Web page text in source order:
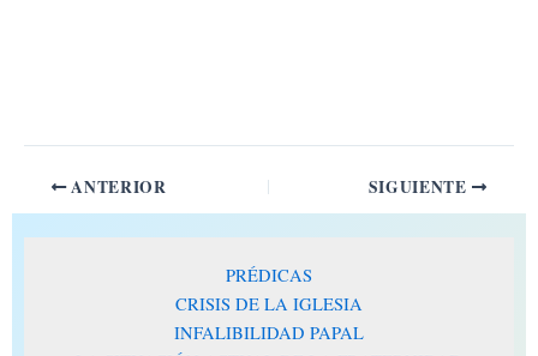
ANTERIOR SIGUIENTE
PRÉDICAS
CRISIS DE LA IGLESIA
INFALIBILIDAD PAPAL